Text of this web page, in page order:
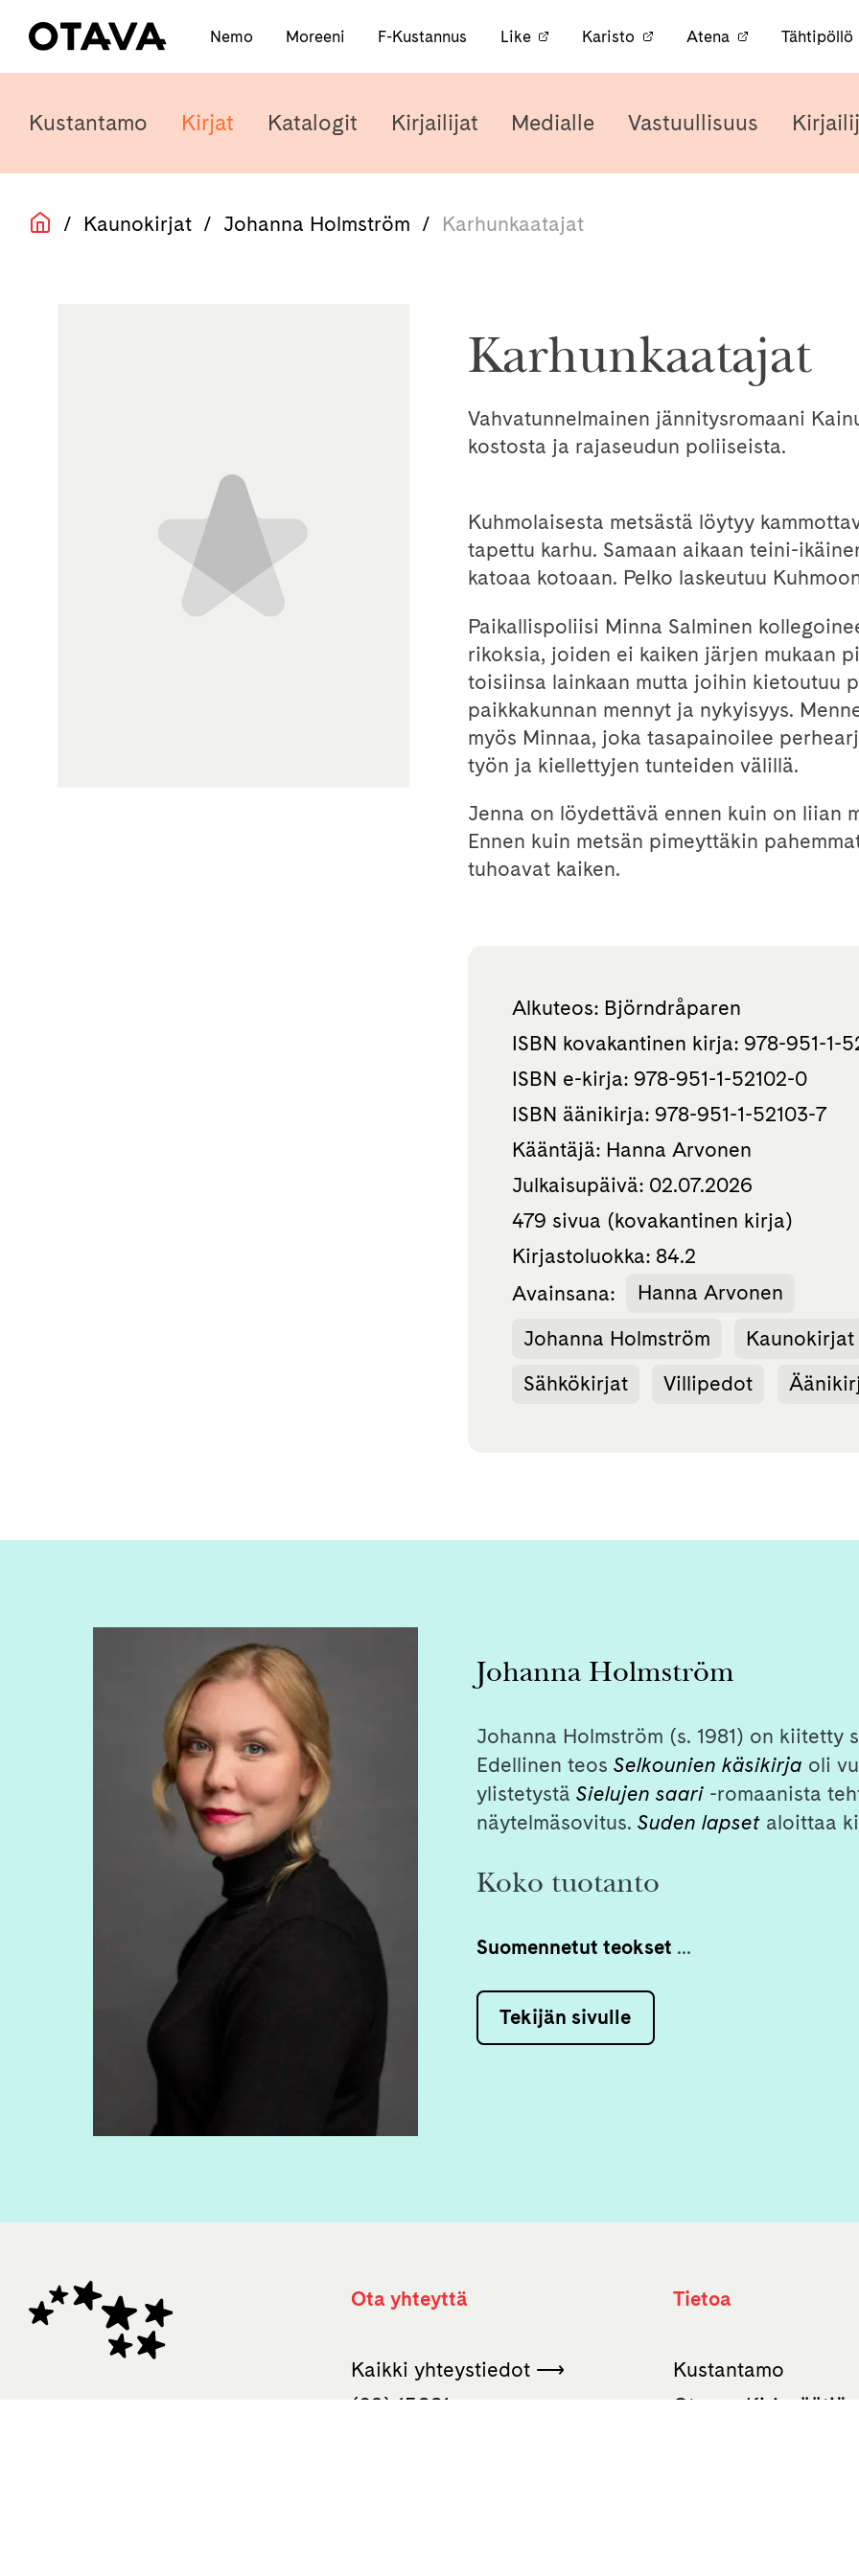
Nemo Moreeni F-Kustannus Like Karisto Atena Tähtipöllö
Kustantamo Kirjat Katalogit Kirjailijat Medialle Vastuullisuus
/ Kaunokirjat / Johanna Holmström / Karhunkaatajat
Karhunkaatajat
Vahvatunnelmainen jännitysromaani
kostosta ja rajaseudun poliiseista.
Kuhmolaisesta metsästä löytyy
tapettu karhu. Samaan aikaan teini-
katoaa kotoaan. Pelko laskeutuu
Paikallispoliisi Minna Salminen
rikoksia, joiden ei kaiken järjen mukaan
toisiinsa lainkaan mutta joihin kietoutuu
paikkakunnan mennyt ja nykyisyys.
myös Minnaa, joka tasapainoilee
työn ja kiellettyjen tunteiden välillä.
Jenna on löydettävä ennen kuin on liian
Ennen kuin metsän pimeyttäkin
tuhoavat kaiken.
Alkuteos: Björndråparen
ISBN kovakantinen kirja: 978-951-1-
ISBN e-kirja: 978-951-1-52102-0
ISBN äänikirja: 978-951-1-52103-7
Kääntäjä: Hanna Arvonen
Julkaisupäivä: 02.07.2026
479 sivua (kovakantinen kirja)
Kirjastoluokka: 84.2
Avainsana:
Hanna Arvonen
Johanna Holmström
Kaunokirjat
Sähkökirjat
Villipedot
Johanna Holmström
Johanna Holmström (s. 1981) on kiitetty
Edellinen teos Selkounien käsikirja oli
ylistetystä Sielujen saari-romaanista
näytelmäsovitus. Suden lapsetaloittaa
Koko tuotanto
Suomennetut teokset ...
Tekijän sivulle
Ota yhteyttä
Kaikki yhteystiedot ⟶
(09) 15661
Tietoa
Kustantamo
Otavan Kirjasäätiö